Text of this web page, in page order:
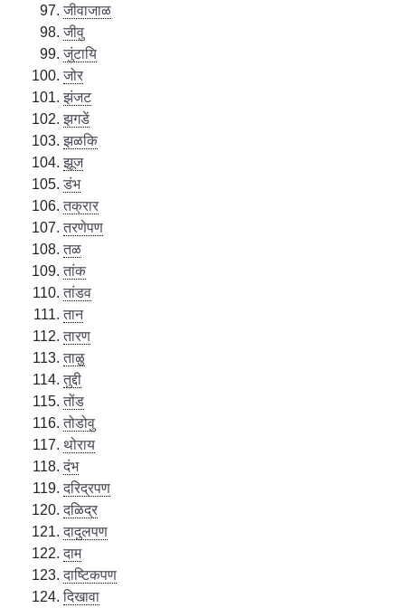
जीवाजाळ
जीवु
जुंटायि
जोर
झंजट
झगडें
झळकि
झूज
डंभ
तक्रार
तरणेपण
तळ
तांक
तांडव
तान
तारण
ताळु
तुद्दी
तोंड
तोडोवु
थोराय
दंभ
दरिद्रपण
दळिद्र
दादुलपण
दाम
दाष्टिकपण
दिखावा